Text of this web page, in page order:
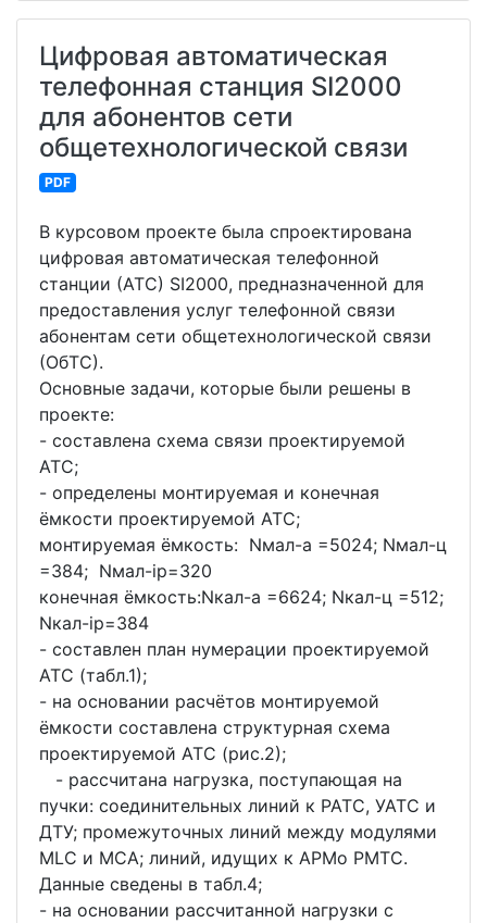
Цифровая автоматическая
телефонная станция SI2000
для абонентов сети
общетехнологической связи
PDF
В курсовом проекте была спроектирована
цифровая автоматическая телефонной
станции (АТС) SI2000, предназначенной для
предоставления услуг телефонной связи
абонентам сети общетехнологической связи
(ОбТС).
Основные задачи, которые были решены в
проекте:
- составлена схема связи проектируемой
АТС;
- определены монтируемая и конечная
ёмкости проектируемой АТС;
монтируемая ёмкость: Nмал-а =5024; Nмал-ц
=384; Nмал-ip=320
конечная ёмкость:Nкал-а =6624; Nкал-ц =512;
Nкал-ip=384
- составлен план нумерации проектируемой
АТС (табл.1);
- на основании расчётов монтируемой
ёмкости составлена структурная схема
проектируемой АТС (рис.2);
- рассчитана нагрузка, поступающая на
пучки: соединительных линий к РАТС, УАТС и
ДТУ; промежуточных линий между модулями
MLC и MCA; линий, идущих к АРМо РМТС.
Данные сведены в табл.4;
- на основании рассчитанной нагрузки с